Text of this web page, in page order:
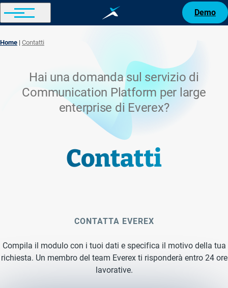
Demo
Home Contatti
Contatti
Hai una domanda sul servizio di
Communication Platform per large
enterprise di Everex?
CONTATTA EVEREX
Compila il modulo con i tuoi dati e specifica il motivo della tua
richiesta. Un membro del team Everex ti risponderà entro 24 ore
lavorative.